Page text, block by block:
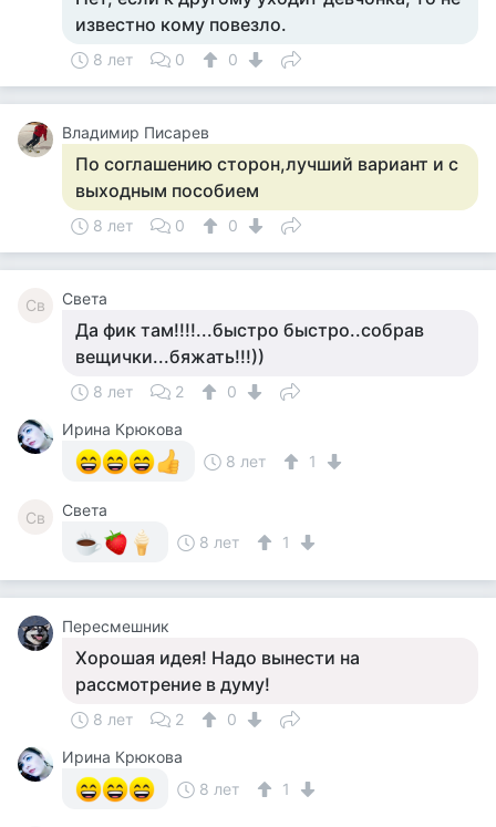
известно кому повезло.
8 лет 0 0
Владимир Писарев
По соглашению сторон,лучший вариант и с
выходным пособием
8 лет 0 0
Св Света
Да фик там!!!!...быстро быстро..собрав
вещички...бяжать!!!))
8 лет 2
0
Ирина Крюкова
8 лет
1
Св
Света
8 лет
1
Пересмешник
Хорошая идея! Надо вынести на
рассмотрение в думу!
8 лет 2
0
Ирина Крюкова
8 лет
1